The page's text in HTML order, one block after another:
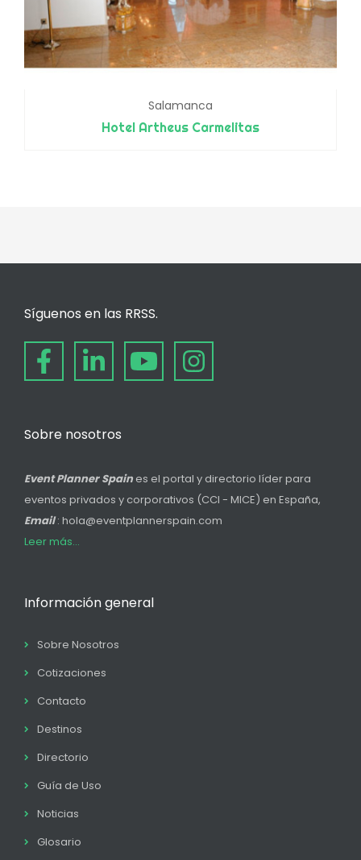
Salamanca
Hotel Artheus Carmelitas
Síguenos en las RRSS.
Sobre nosotros
Event Planner Spain es el portal y directorio líder para
eventos privados y corporativos (CCI - MICE) en España,
Email: hola@eventplannerspain.com
Leer más...
Información general
Sobre Nosotros
Cotizaciones
Contacto
Destinos
Directorio
Guía de Uso
Noticias
Glosario